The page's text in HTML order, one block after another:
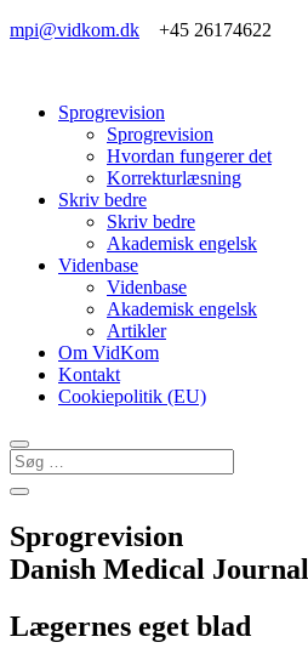
mpi@vidkom.dk +45 26174622
Sprogrevision
Sprogrevision
Hvordan fungerer det
Korrekturlæsning
Skriv bedre
Skriv bedre
Akademisk engelsk
Videnbase
Videnbase
Akademisk engelsk
Artikler
Om VidKom
Kontakt
Cookiepolitik (EU)
Sprogrevision
Danish Medical Journal
Lægernes eget blad